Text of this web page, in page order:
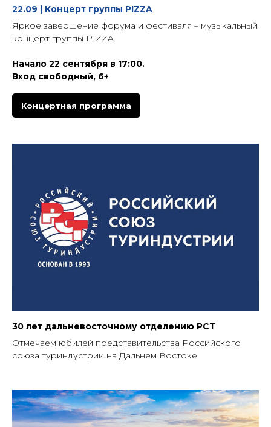
22.09 | Концерт группы PIZZA
Яркое завершение форума и фестиваля – музыкальный
концерт группы PIZZA.
Начало 22 сентября в 17:00.
Вход свободный, 6+
Концертная программа
30 лет дальневосточному отделению РСТ
Отмечаем юбилей представительства Российского
союза туриндустрии на Дальнем Востоке.